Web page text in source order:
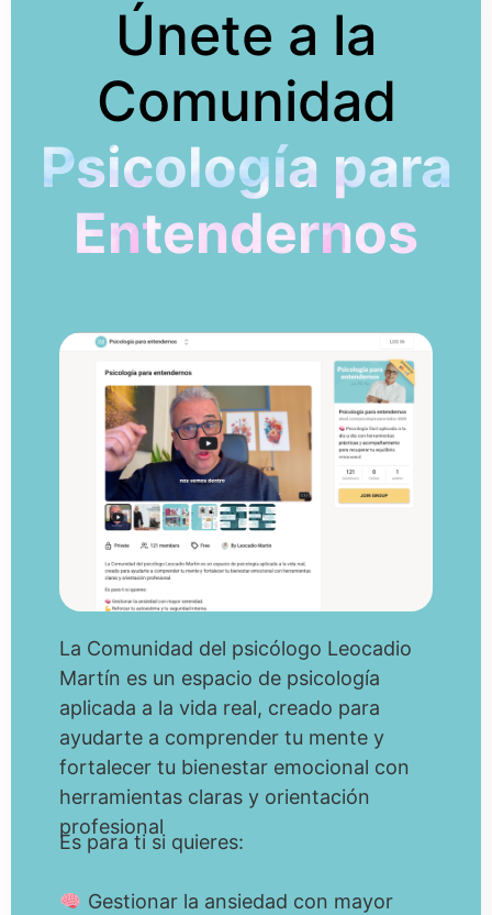
Únete a la
Comunidad
Psicología para
Entendernos
La Comunidad del psicólogo Leocadio
Martín es un espacio de psicología
aplicada a la vida real, creado para
ayudarte a comprender tu mente y
fortalecer tu bienestar emocional con
herramientas claras y orientación
profesional
Es para ti si quieres:
Gestionar la ansiedad con mayor